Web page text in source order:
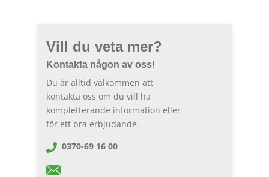
Vill du veta mer?
Kontakta någon av oss!
Du är alltid välkommen att
kontakta oss om du vill ha
kompletterande information eller
för ett bra erbjudande.
0370-69 16 00